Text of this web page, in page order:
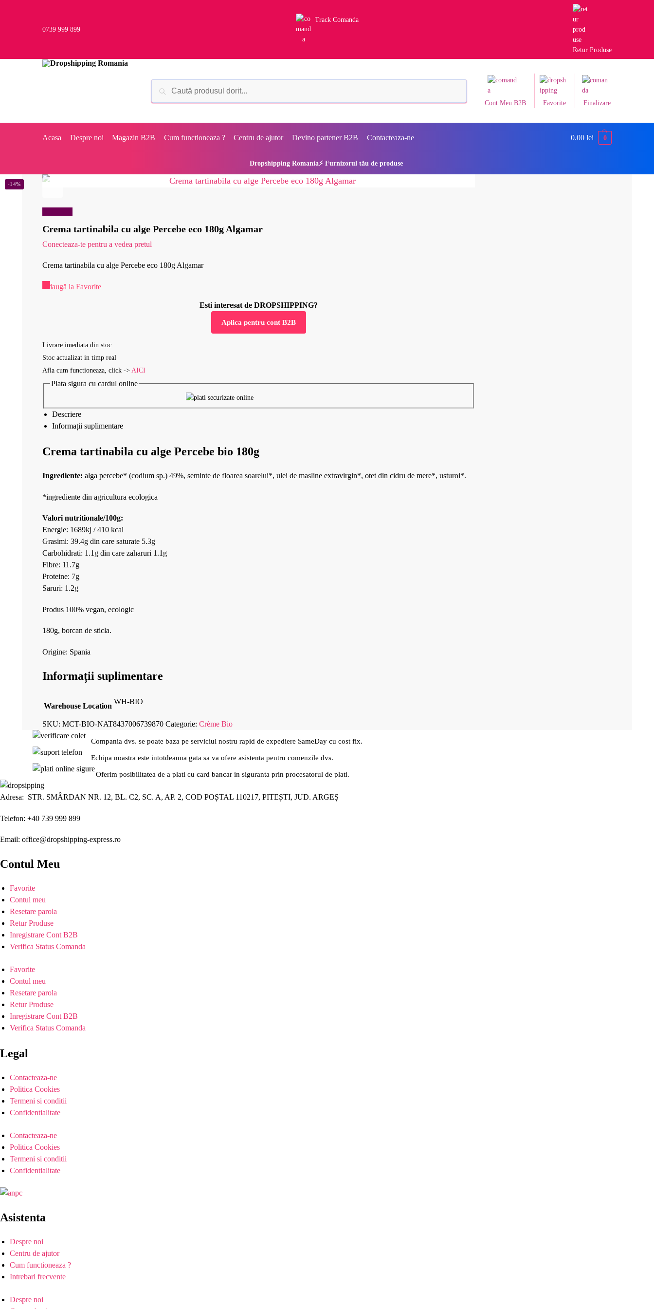
0739 999 899
Track Comanda
Retur Produse
Cont Meu B2B Favorite Finalizare
Acasa Despre noi Magazin B2B Cum functioneaza ? Centru de ajutor Devino partener B2B Contacteaza-ne 0.00 lei 0
Dropshipping Romania⚡ Furnizorul tău de produse
Crema tartinabila cu alge Percebe eco 180g Algamar
Conecteaza-te pentru a vedea pretul
-14%
Crema tartinabila cu alge Percebe eco 180g Algamar
Adaugă la Favorite
Esti interesat de DROPSHIPPING?
Aplica pentru cont B2B
Livrare imediata din stoc
Stoc actualizat in timp real
Afla cum functioneaza, click -> AICI
Plata sigura cu cardul online
Descriere
Informații suplimentare
Crema tartinabila cu alge Percebe bio 180g
Ingrediente: alga percebe* (codium sp.) 49%, seminte de floarea soarelui*, ulei de masline extravirgin*, otet din cidru de mere*, usturoi*.
*ingrediente din agricultura ecologica
Valori nutritionale/100g:
Energie: 1689kj / 410 kcal
Grasimi: 39.4g din care saturate 5.3g
Carbohidrati: 1.1g din care zaharuri 1.1g
Fibre: 11.7g
Proteine: 7g
Saruri: 1.2g
Produs 100% vegan, ecologic
180g, borcan de sticla.
Origine: Spania
Informații suplimentare
Warehouse Location
WH-BIO
SKU: MCT-BIO-NAT8437006739870 Categorie: Crème Bio
Compania dvs. se poate baza pe serviciul nostru rapid de expediere SameDay cu cost fix.
Echipa noastra este intotdeauna gata sa va ofere asistenta pentru comenzile dvs.
Oferim posibilitatea de a plati cu card bancar in siguranta prin procesatorul de plati.
Adresa: STR. SMÂRDAN NR. 12, BL. C2, SC. A, AP. 2, COD POȘTAL 110217, PITEȘTI, JUD. ARGEȘ
Telefon: +40 739 999 899
Email: office@dropshipping-express.ro
Contul Meu
Favorite
Contul meu
Resetare parola
Retur Produse
Inregistrare Cont B2B
Verifica Status Comanda
Favorite
Contul meu
Resetare parola
Retur Produse
Inregistrare Cont B2B
Verifica Status Comanda
Legal
Contacteaza-ne
Politica Cookies
Termeni si conditii
Confidentialitate
Contacteaza-ne
Politica Cookies
Termeni si conditii
Confidentialitate
Asistenta
Despre noi
Centru de ajutor
Cum functioneaza ?
Intrebari frecvente
Despre noi